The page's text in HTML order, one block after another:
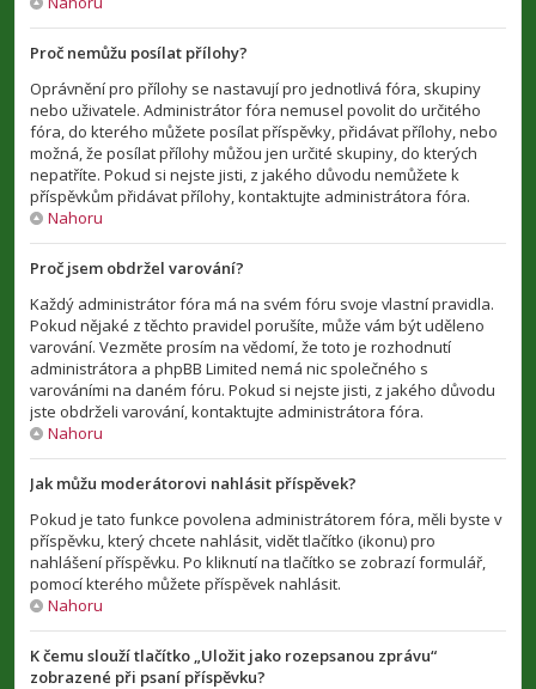
Proč nemůžu posílat přílohy?
Oprávnění pro přílohy se nastavují pro jednotlivá fóra, skupiny
nebo uživatele. Administrátor fóra nemusel povolit do určitého
fóra, do kterého můžete posílat příspěvky, přidávat přílohy, nebo
možná, že posílat přílohy můžou jen určité skupiny, do kterých
nepatříte. Pokud si nejste jisti, z jakého důvodu nemůžete k
příspěvkům přidávat přílohy, kontaktujte administrátora fóra.
Nahoru
Proč jsem obdržel varování?
Každý administrátor fóra má na svém fóru svoje vlastní pravidla.
Pokud nějaké z těchto pravidel porušíte, může vám být uděleno
varování. Vezměte prosím na vědomí, že toto je rozhodnutí
administrátora a phpBB Limited nemá nic společného s
varováními na daném fóru. Pokud si nejste jisti, z jakého důvodu
jste obdrželi varování, kontaktujte administrátora fóra.
Nahoru
Jak můžu moderátorovi nahlásit příspěvek?
Pokud je tato funkce povolena administrátorem fóra, měli byste v
příspěvku, který chcete nahlásit, vidět tlačítko (ikonu) pro
nahlášení příspěvku. Po kliknutí na tlačítko se zobrazí formulář,
pomocí kterého můžete příspěvek nahlásit.
Nahoru
K čemu slouží tlačítko „Uložit jako rozepsanou zprávu“
zobrazené při psaní příspěvku?